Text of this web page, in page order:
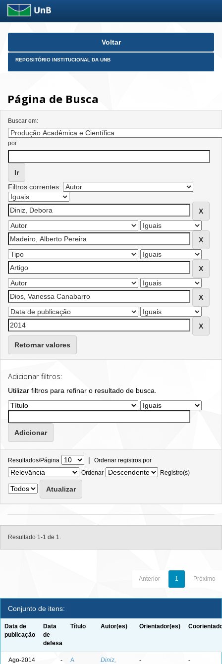
Skip
Voltar
REPOSITÓRIO INSTITUCIONAL DA UNB
Página de Busca
Buscar em:
por
Filtros correntes:
Retornar valores
Adicionar filtros:
Utilizar filtros para refinar o resultado de busca.
Resultados/Página | Ordenar registros por
Ordenar
Registro(s)
Resultado 1-1 de 1.
Anterior 1 Próximo
Conjunto de itens:
Data de
publicação
Data
de
defesa
Título Autor(es) Orientador(es)
Ago-2014 -
A
Diniz,
- -